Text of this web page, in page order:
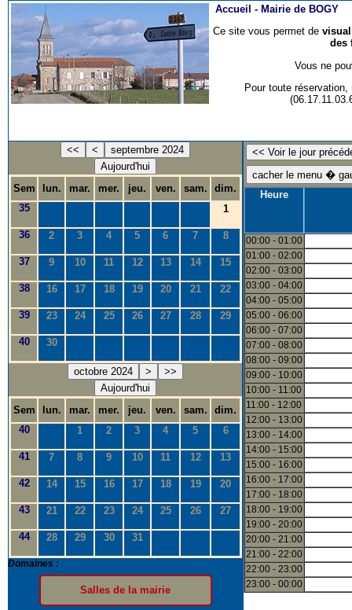
Accueil - Mairie de BOGY
Ce site vous permet de
des
Vous ne
Pour toute
<< <
septembre 2024
Aujourd'hui
Sem
lun. mar. mer. jeu. ven. sam.
dim.
35
1
36 2 3 4 5 6 7 8
37 9 10 11 12 13 14 15
38 16 17 18 19 20 21 22
39 23 24 25 26 27 28 29
40 30
octobre 2024 >
>>
Aujourd'hui
Sem
lun. mar. mer. jeu. ven. sam.
dim.
40
1 2 3 4 5 6
41 7 8 9 10 11 12 13
42 14 15 16 17 18 19 20
43 21 22 23 24 25 26 27
44 28 29 30 31
Domaines :
Heure
00:00 - 01:00
01:00 - 02:00
02:00 - 03:00
03:00 - 04:00
04:00 - 05:00
05:00 - 06:00
06:00 - 07:00
07:00 - 08:00
08:00 - 09:00
09:00 - 10:00
10:00 - 11:00
11:00 - 12:00
12:00 - 13:00
13:00 - 14:00
14:00 - 15:00
15:00 - 16:00
16:00 - 17:00
17:00 - 18:00
18:00 - 19:00
19:00 - 20:00
20:00 - 21:00
21:00 - 22:00
22:00 - 23:00
23:00 - 00:00